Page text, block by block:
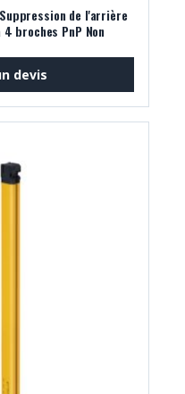
de l'arrière
broches PnP Non
devis